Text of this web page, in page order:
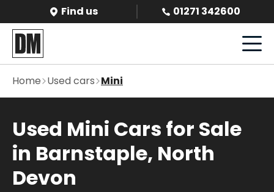
01271 342600
Find us
Home Used cars Mini
Used Mini Cars for Sale
in Barnstaple, North
Devon